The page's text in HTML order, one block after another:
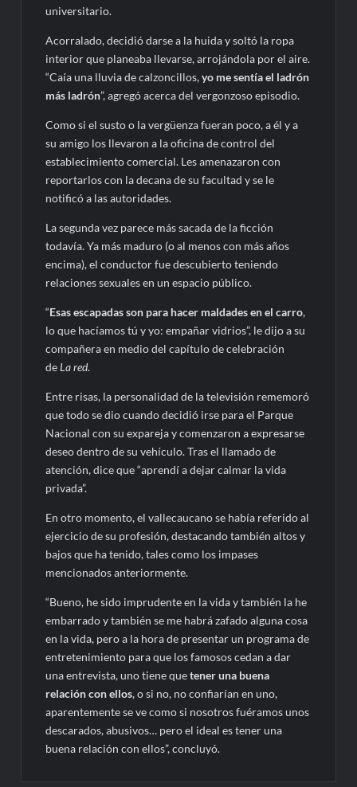
universitario.
Acorralado, decidió darse a la huida y soltó la ropa
interior que planeaba llevarse, arrojándola por el aire.
“Caía una lluvia de calzoncillos,yo me sentía el ladrón
más ladrón”, agregó acerca del vergonzoso episodio.
Como si el susto o la vergüenza fueran poco, a él y a
su amigo los llevaron a la oficina de control del
establecimiento comercial. Les amenazaron con
reportarlos con la decana de su facultad y se le
notificó a las autoridades.
La segunda vez parece más sacada de la ficción
todavía. Ya más maduro (o al menos con más años
encima), el conductor fue descubierto teniendo
relaciones sexuales en un espacio público.
“Esas escapadas son para hacer maldades en el carro,
lo que hacíamos tú y yo: empañar vidrios”, le dijo a su
compañera en medio del capítulo de celebración
deLa red.
Entre risas, la personalidad de la televisión rememoró
que todo se dio cuando decidió irse para el Parque
Nacional con su expareja y comenzaron a expresarse
deseo dentro de su vehículo. Tras el llamado de
atención, dice que “aprendí a dejar calmar la vida
privada”.
En otro momento, el vallecaucano se había referido al
ejercicio de su profesión, destacando también altos y
bajos que ha tenido, tales como los impases
mencionados anteriormente.
“Bueno, he sido imprudente en la vida y también la he
embarrado y también se me habrá zafado alguna cosa
en la vida, pero a la hora de presentar un programa de
entretenimiento para que los famosos cedan a dar
una entrevista, uno tiene quetener una buena
relación con ellos, o si no, no confiarían en uno,
aparentemente se ve como si nosotros fuéramos unos
descarados, abusivos… pero el ideal es tener una
buena relación con ellos”, concluyó.